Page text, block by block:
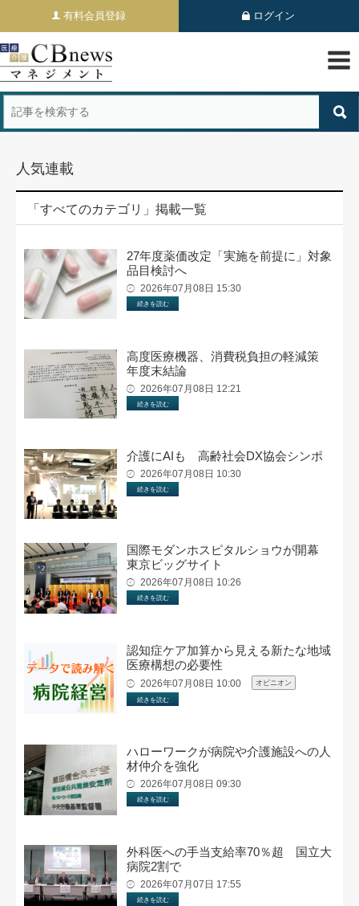
有料会員登録 ログイン
人気連載
「すべてのカテゴリ」掲載一覧
27年度薬価改定「実施を前提に」対象
品目検討へ
2026年07月08日 15:30
続きを読む
高度医療機器、消費税負担の軽減策
年度末結論
2026年07月08日 12:21
続きを読む
介護にAIも 高齢社会DX協会シンポ
2026年07月08日 10:30
続きを読む
国際モダンホスピタルショウが開幕
東京ビッグサイト
2026年07月08日 10:26
続きを読む
認知症ケア加算から見える新たな地域
医療構想の必要性
2026年07月08日 10:00 オピニオン
続きを読む
ハローワークが病院や介護施設への人
材仲介を強化
2026年07月08日 09:30
続きを読む
外科医への手当支給率70％超 国立大
病院2割で
2026年07月07日 17:55
続きを読む